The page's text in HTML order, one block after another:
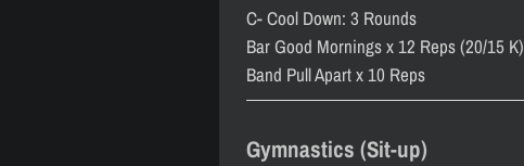
C- Cool Down: 3 Rounds
Bar Good Mornings x 12 Reps (20/15 K)
Band Pull Apart x 10 Reps
Gymnastics (Sit-up)